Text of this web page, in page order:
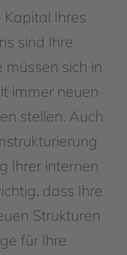
Ihres
sind Ihre
müssen sich in
immer neuen
stellen. Auch
Ihrer internen
dass Ihre
Strukturen
für Ihre